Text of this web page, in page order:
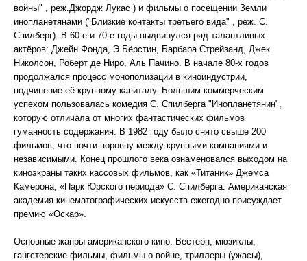
войны" , реж.Джордж Лукас ) и фильмы о посещении Земли
инопланетянами ("Близкие контакты третьего вида" , реж. С.
Спилберг). В 60-е и 70-е годы выдвинулся ряд талантливых
актёров: Джейн Фонда, Э.Бёрстин, Барбара Стрейзанд, Джек
Николсон, Роберт де Ниро, Аль Пачино. В начале 80-х годов
продолжался процесс монополизации в киноиндустрии,
подчинение её крупному капиталу. Большим коммерческим
успехом пользовалась комедия С. Спилберга "Инопланетянин",
которую отличала от многих фантастических фильмов
гуманность содержания. В 1982 году было снято свыше 200
фильмов, что почти поровну между крупными компаниями и
независимыми. Конец прошлого века ознаменовался выходом на
киноэкраны таких кассовых фильмов, как «Титаник» Джемса
Камерона, «Парк Юрского периода» С. Спилберга. Американская
академия кинематографических искусств ежегодно присуждает
премию «Оскар».
Основные жанры американского кино. Вестерн, мюзиклы,
гангстерские фильмы, фильмы о войне, триллеры (ужасы),